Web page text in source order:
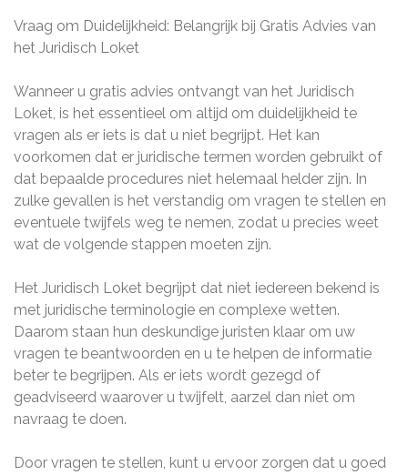
Vraag om Duidelijkheid: Belangrijk bij Gratis Advies van
het Juridisch Loket
Wanneer u gratis advies ontvangt van het Juridisch
Loket, is het essentieel om altijd om duidelijkheid te
vragen als er iets is dat u niet begrijpt. Het kan
voorkomen dat er juridische termen worden gebruikt of
dat bepaalde procedures niet helemaal helder zijn. In
zulke gevallen is het verstandig om vragen te stellen en
eventuele twijfels weg te nemen, zodat u precies weet
wat de volgende stappen moeten zijn.
Het Juridisch Loket begrijpt dat niet iedereen bekend is
met juridische terminologie en complexe wetten.
Daarom staan hun deskundige juristen klaar om uw
vragen te beantwoorden en u te helpen de informatie
beter te begrijpen. Als er iets wordt gezegd of
geadviseerd waarover u twijfelt, aarzel dan niet om
navraag te doen.
Door vragen te stellen, kunt u ervoor zorgen dat u goed